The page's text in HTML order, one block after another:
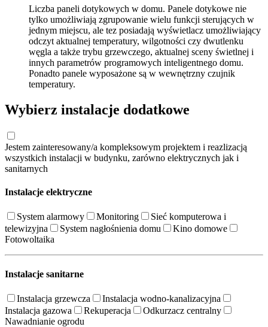
Liczba paneli dotykowych w domu. Panele dotykowe nie
tylko umożliwiają zgrupowanie wielu funkcji sterujących w
jednym miejscu, ale tez posiadają wyświetlacz umożliwiający
odczyt aktualnej temperatury, wilgotności czy dwutlenku
węgla a także trybu grzewczego, aktualnej sceny świetlnej i
innych parametrów programowych inteligentnego domu.
Ponadto panele wyposażone są w wewnętrzny czujnik
temperatury.
Wybierz instalacje dodatkowe
Jestem zainteresowany/a kompleksowym projektem i reazlizacją
wszystkich instalacji w budynku, zarówno elektrycznych jak i
sanitarnych
Instalacje elektryczne
System alarmowy Monitoring
Sieć komputerowa i
telewizyjna
System nagłośnienia domu
Kino domowe
Fotowoltaika
Instalacje sanitarne
Instalacja grzewcza
Instalacja wodno-kanalizacyjna
Instalacja gazowa
Rekuperacja
Odkurzacz centralny
Nawadnianie ogrodu